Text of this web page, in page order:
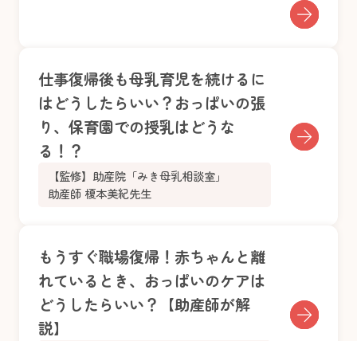
仕事復帰後も母乳育児を続けるに
はどうしたらいい？おっぱいの張
り、保育園での授乳はどうな
る！？
【監修】助産院「みき母乳相談室」
助産師 榎本美紀先生
もうすぐ職場復帰！赤ちゃんと離
れているとき、おっぱいのケアは
どうしたらいい？【助産師が解
説】